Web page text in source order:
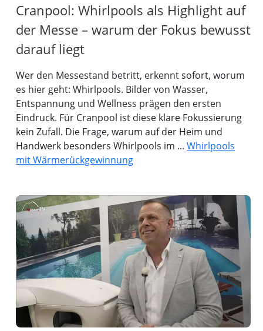
Cranpool: Whirlpools als Highlight auf
der Messe – warum der Fokus bewusst
darauf liegt
Wer den Messestand betritt, erkennt sofort, worum
es hier geht: Whirlpools. Bilder von Wasser,
Entspannung und Wellness prägen den ersten
Eindruck. Für Cranpool ist diese klare Fokussierung
kein Zufall. Die Frage, warum auf der Heim und
Handwerk besonders Whirlpools im ...Whirlpools
mit Wärmerückgewinnung